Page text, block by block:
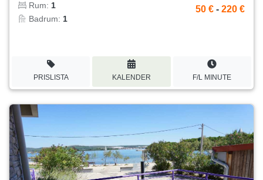
Rum: 1
Badrum: 1
50 € - 220 €
PRISLISTA KALENDER F/L MINUTE